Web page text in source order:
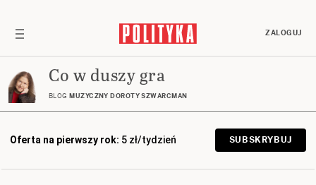
ZALOGUJ
Co w duszy gra
BLOG MUZYCZNY DOROTY SZWARCMAN
Oferta na pierwszy rok: 5 zł/tydzień SUBSKRYBUJ